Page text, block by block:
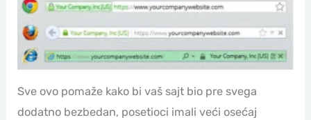
Sve ovo pomaže kako bi vaš sajt bio pre svega
dodatno bezbedan, posetioci imali veći osećaj